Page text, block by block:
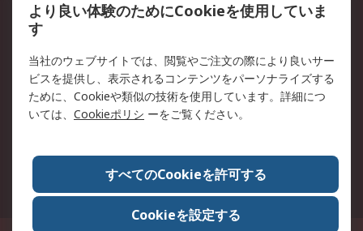
クッキーポリシー
RSについて
会社概要
採用情報
プレスリリース＆お知ら
コーポレートサイト
全世界のRS
RSの歴史
ESGへの取り組み（英語）
認証について
より良い体験のためにCookieを使用していま
す
当社のウェブサイトでは、閲覧やご注文の際により良いサー
ビスを提供し、表示されるコンテンツをパーソナライズする
ために、Cookieや類似の技術を使用しています。詳細につ
いては、 Cookieポリシ ーをご覧ください。
すべてのCookieを許可する
Cookieを設定する